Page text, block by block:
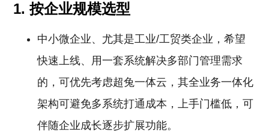
1. 按企业规模选型
中小微企业、尤其是工业/工贸类企业，希望
快速上线、用一套系统解决多部门管理需求
的，可优先考虑超兔一体云，其全业务一体化
架构可避免多系统打通成本，上手门槛低，可
伴随企业成长逐步扩展功能。